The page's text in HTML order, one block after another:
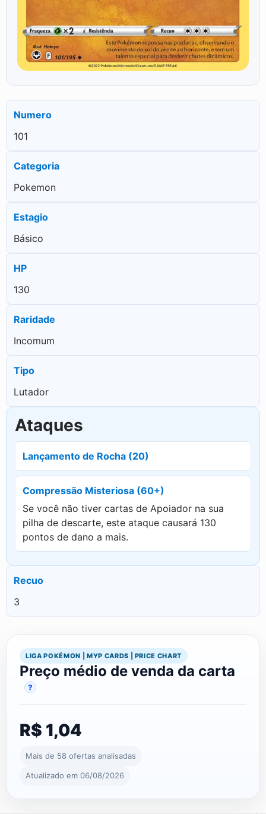
Numero
101
Categoria
Pokemon
Estagio
Básico
HP
130
Raridade
Incomum
Tipo
Lutador
Ataques
Lançamento de Rocha (20)
Compressão Misteriosa (60+)
Se você não tiver cartas de Apoiador na sua
pilha de descarte, este ataque causará 130
pontos de dano a mais.
Recuo
3
LIGA POKÉMON | MYP CARDS | PRICE CHART
Preço médio de venda da carta
?
R$ 1,04
Mais de 58 ofertas analisadas
Atualizado em 06/08/2026